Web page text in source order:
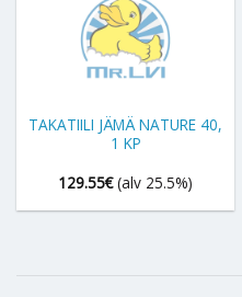
TAKATIILI JÄMÄ NATURE 40,
1 KP
129.55€ (alv 25.5%)